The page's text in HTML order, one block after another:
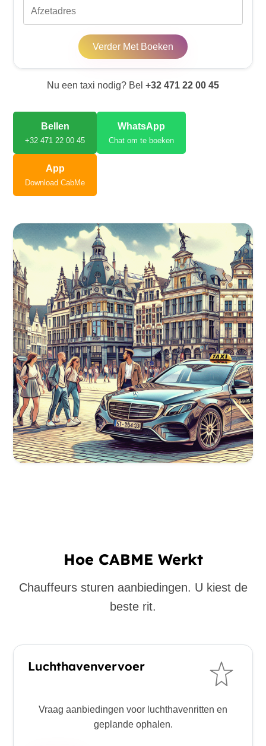
Verder Met Boeken
Nu een taxi nodig? Bel +32 471 22 00 45
Bellen
+32 471 22 00 45
WhatsApp
Chat om te boeken
App
Download CabMe
Hoe CABME Werkt
Chauffeurs sturen aanbiedingen. U kiest de
beste rit.
Luchthavenvervoer
Vraag aanbiedingen voor luchthavenritten en
geplande ophalen.